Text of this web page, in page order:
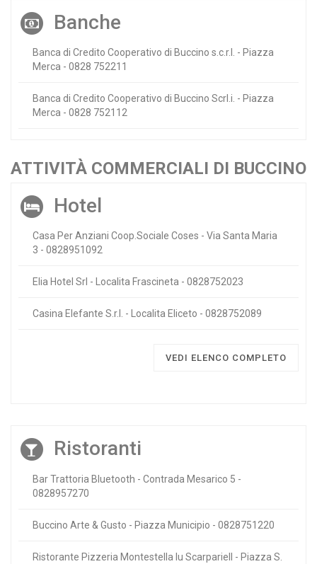
Banche
Banca di Credito Cooperativo di Buccino s.c.r.l. - Piazza
Merca - 0828 752211
Banca di Credito Cooperativo di Buccino Scrl.i. - Piazza
Merca - 0828 752112
ATTIVITÀ COMMERCIALI DI BUCCINO
Hotel
Casa Per Anziani Coop.Sociale Coses - Via Santa Maria
3 - 0828951092
Elia Hotel Srl - Localita Frascineta - 0828752023
Casina Elefante S.r.l. - Localita Eliceto - 0828752089
VEDI ELENCO COMPLETO
Ristoranti
Bar Trattoria Bluetooth - Contrada Mesarico 5 -
0828957270
Buccino Arte & Gusto - Piazza Municipio - 0828751220
Ristorante Pizzeria Montestella lu Scarpariell - Piazza S.